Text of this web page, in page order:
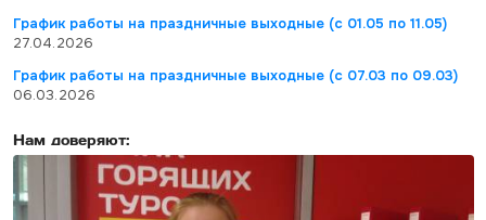
График работы на праздничные выходные (с 01.05 по 11.05)
27.04.2026
График работы на праздничные выходные (с 07.03 по 09.03)
06.03.2026
Нам доверяют: